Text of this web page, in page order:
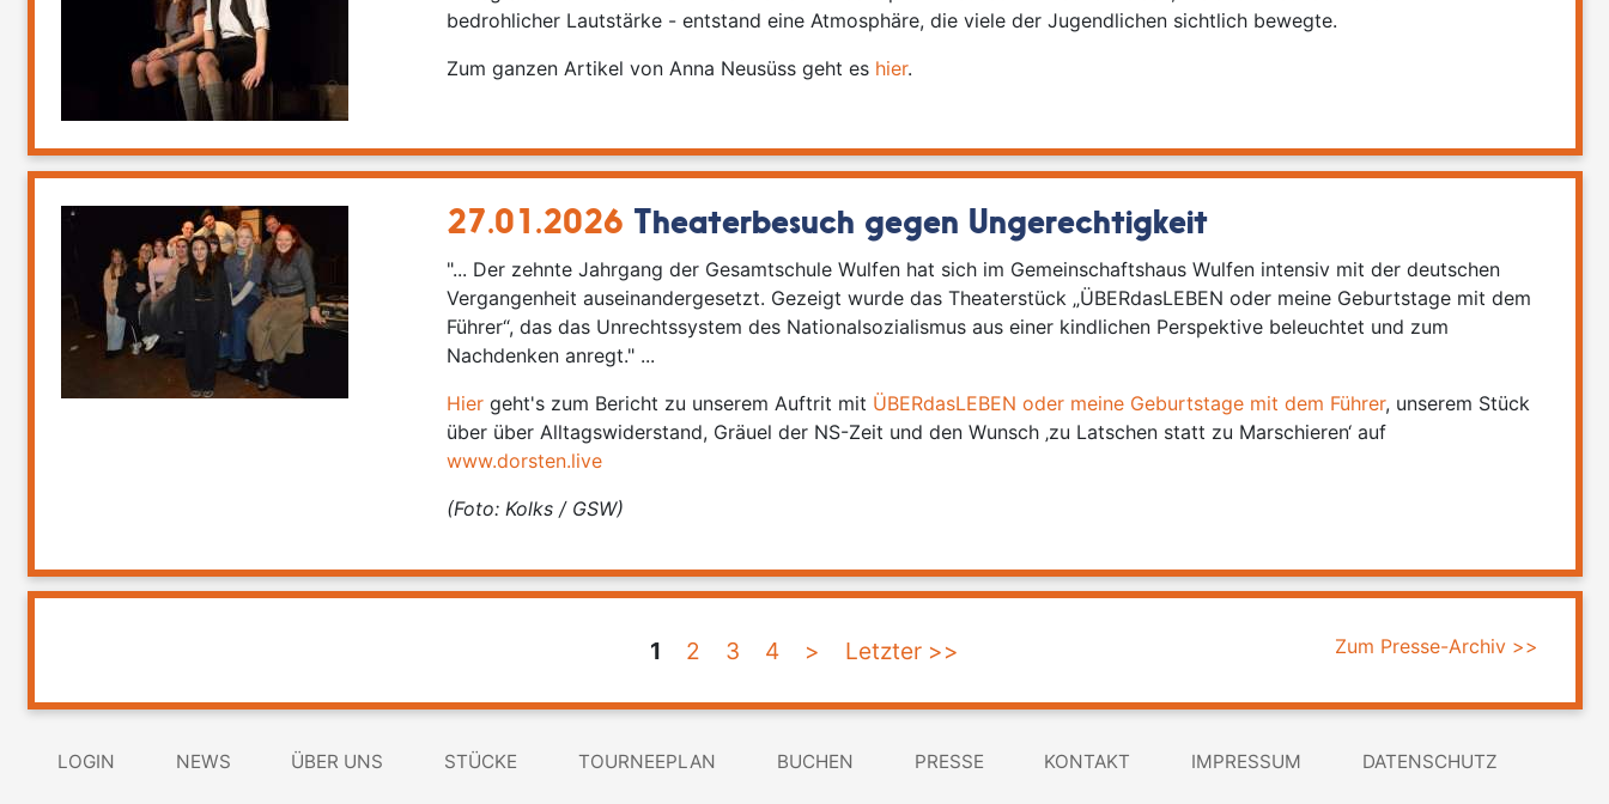
bedrohlicher Lautstärke - entstand eine Atmosphäre, die viele der Jugendlichen sichtlich bewegte.
Zum ganzen Artikel von Anna Neusüss geht es hier.
27.01.2026 Theaterbesuch gegen Ungerechtigkeit
"... Der zehnte Jahrgang der Gesamtschule Wulfen hat sich im Gemeinschaftshaus Wulfen intensiv mit der deutschen
Vergangenheit auseinandergesetzt. Gezeigt wurde das Theaterstück „ÜBERdasLEBEN oder meine Geburtstage mit dem
Führer“, das das Unrechtssystem des Nationalsozialismus aus einer kindlichen Perspektive beleuchtet und zum
Nachdenken anregt." ...
Hiergeht's zum Bericht zu unserem Auftrit mit ÜBERdasLEBEN oder meine Geburtstage mit dem Führer, unserem Stück
über über Alltagswiderstand, Gräuel der NS-Zeit und den Wunsch ‚zu Latschen statt zu Marschieren‘ auf
www.dorsten.live
(Foto: Kolks / GSW)
1 2 3 4 > Letzter >> Zum Presse-Archiv >>
LOGIN NEWS ÜBER UNS STÜCKE TOURNEEPLAN BUCHEN PRESSE KONTAKT IMPRESSUM DATENSCHUTZ